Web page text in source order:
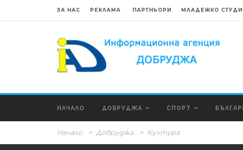
ЗА НАС РЕКЛАМА ПАРТНЬОРИ МЛАДЕЖКО
НАЧАЛО ДОБРУДЖА СПОРТ
Начало > Добруджа > Култура